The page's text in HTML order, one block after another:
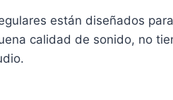
están diseñados
calidad de sonido, no